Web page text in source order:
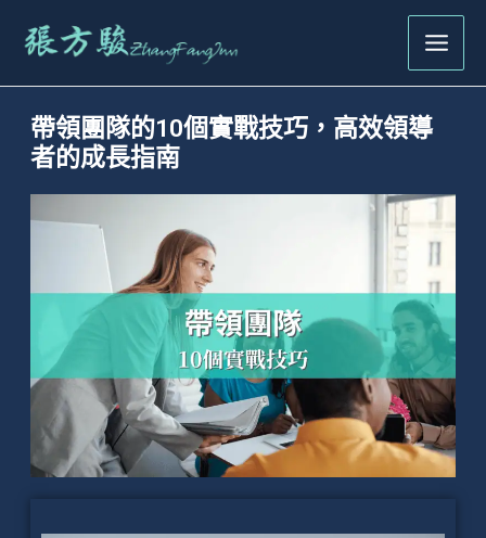
Main
帶領團隊的10個實戰技巧，高效領導
者的成長指南